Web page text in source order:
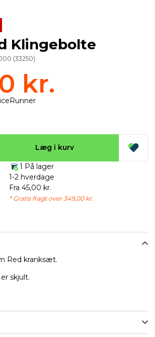
Red kranksæt.
skjult.
Klingebolte
(33250)
kr.
Læg i kurv
1 På lager
1-2 hverdage
Fra 45,00 kr.
* Gratis fragt over 349,00 kr.